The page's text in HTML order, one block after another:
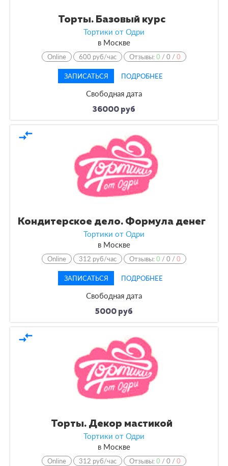
Торты. Базовый курс
Тортики от Одри
в Москве
Online 600 руб/час Отзывы:0 /0 /0
ЗАПИСАТЬСЯ ПОДРОБНЕЕ
Свободная дата
36000 руб
compare_arrows
Кондитерское дело. Формула денег
Тортики от Одри
в Москве
Online 312 руб/час Отзывы:0 /0 /0
ЗАПИСАТЬСЯ ПОДРОБНЕЕ
Свободная дата
5000 руб
compare_arrows
Торты. Декор мастикой
Тортики от Одри
в Москве
Online 312 руб/час Отзывы:0 /0 /0